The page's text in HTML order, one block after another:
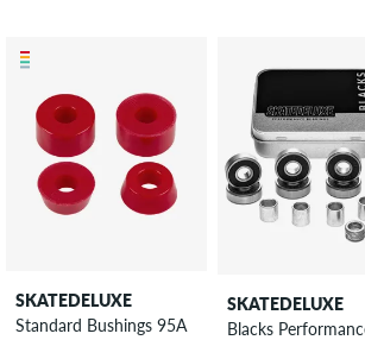
SKATEDELUXE
Standard Bushings 95A
SKATEDELUXE
Blacks